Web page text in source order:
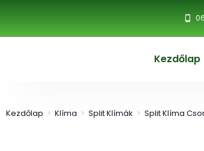
Kezdőlap
Kezdőlap > Klíma > Split Klímák > Split Klíma